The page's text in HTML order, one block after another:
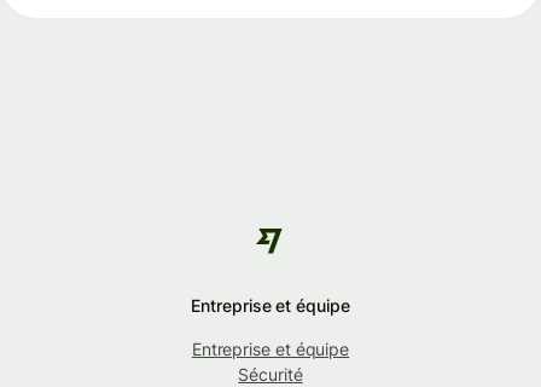
Entreprise et équipe
Entreprise et équipe
Sécurité